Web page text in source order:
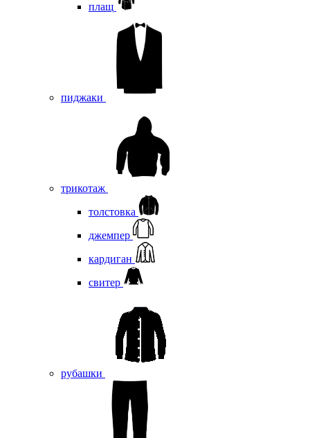
плащ
пиджаки
трикотаж
толстовка
джемпер
кардиган
свитер
рубашки